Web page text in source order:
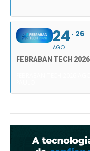
24
AGO
26
FEBRABAN TECH 2026